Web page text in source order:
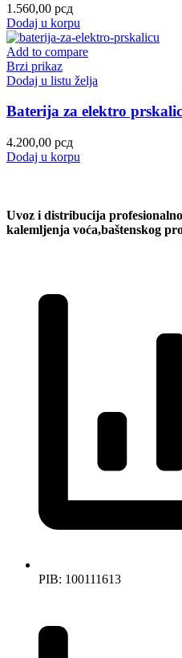
1.560,00 рсд
Dodaj u korpu
Add to compare
Brzi prikaz
Dodaj u listu želja
Baterija za elektro
4.200,00 рсд
Dodaj u korpu
Uvoz i distribucija
kalemljenja voća,baštenskog
PIB: 100111613